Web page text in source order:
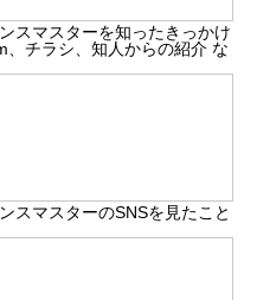
スマスターを知ったきっかけ
チラシ、知人からの紹介 な
スマスターのSNSを見たこと